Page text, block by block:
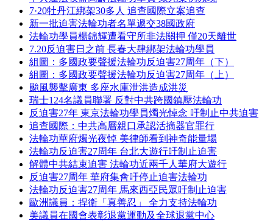
7·20牡丹江綁架30多人 追查國際立案追查
新一批迫害法輪功者名單遞交38國政府
法輪功學員楊錦輝遭看守所非法關押 僅20天離世
7.20反迫害日之前 長春大肆綁架法輪功學員
組圖：多國政要聲援法輪功反迫害27周年（下）
組圖：多國政要聲援法輪功反迫害27周年（上）
颱風襲擊廣東 多座水庫泄洪造成洪災
瑞士124名議員聯署 反對中共跨國鎮壓法輪功
反迫害27年 東京法輪功學員燭光悼念 吁制止中共迫害
追查國際：中共高層親口承認活摘器官罪行
法輪功華府燭光夜悼 美律師看到神奇能量場
法輪功反迫害27周年 台北大遊行吁制止迫害
解體中共結束迫害 法輪功近兩千人華府大遊行
反迫害27周年 華府集會吁停止迫害法輪功
法輪功反迫害27周年 馬來西亞民眾吁制止迫害
歐洲議員：捍衛「真善忍」 全力支持法輪功
美議員在國會表彰退黨運動及全球退黨中心